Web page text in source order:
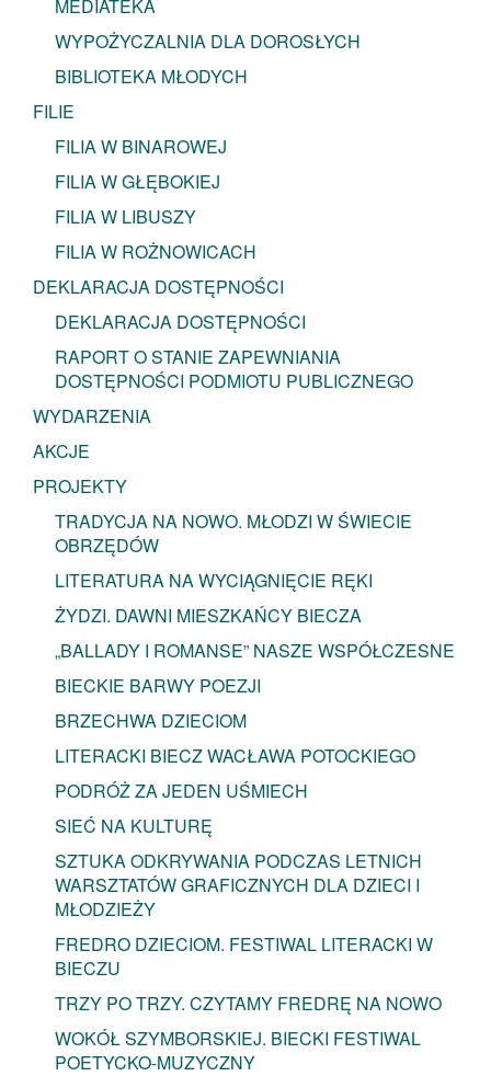
MEDIATEKA
WYPOŻYCZALNIA DLA DOROSŁYCH
BIBLIOTEKA MŁODYCH
FILIE
FILIA W BINAROWEJ
FILIA W GŁĘBOKIEJ
FILIA W LIBUSZY
FILIA W ROŻNOWICACH
DEKLARACJA DOSTĘPNOŚCI
DEKLARACJA DOSTĘPNOŚCI
RAPORT O STANIE ZAPEWNIANIA
DOSTĘPNOŚCI PODMIOTU PUBLICZNEGO
WYDARZENIA
AKCJE
PROJEKTY
TRADYCJA NA NOWO. MŁODZI W ŚWIECIE
OBRZĘDÓW
LITERATURA NA WYCIĄGNIĘCIE RĘKI
ŻYDZI. DAWNI MIESZKAŃCY BIECZA
„BALLADY I ROMANSE” NASZE WSPÓŁCZESNE
BIECKIE BARWY POEZJI
BRZECHWA DZIECIOM
LITERACKI BIECZ WACŁAWA POTOCKIEGO
PODRÓŻ ZA JEDEN UŚMIECH
SIEĆ NA KULTURĘ
SZTUKA ODKRYWANIA PODCZAS LETNICH
WARSZTATÓW GRAFICZNYCH DLA DZIECI I
MŁODZIEŻY
FREDRO DZIECIOM. FESTIWAL LITERACKI W
BIECZU
TRZY PO TRZY. CZYTAMY FREDRĘ NA NOWO
WOKÓŁ SZYMBORSKIEJ. BIECKI FESTIWAL
POETYCKO-MUZYCZNY